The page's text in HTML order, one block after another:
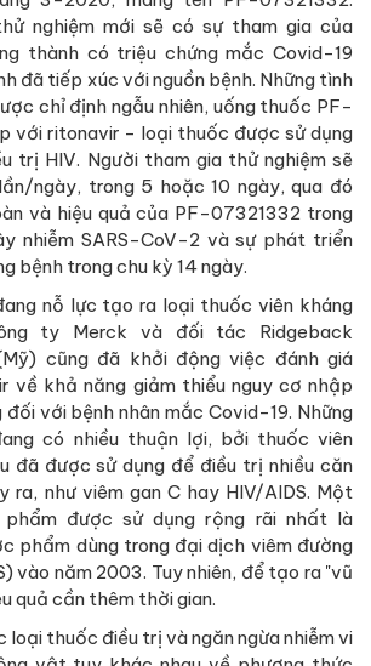
nghiệm mới sẽ có sự tham gia của
thành có triệu chứng mắc Covid-19
đã tiếp xúc với nguồn bệnh. Những tình
chỉ định ngẫu nhiên, uống thuốc PF-
với ritonavir - loại thuốc được sử dụng
trị HIV. Người tham gia thử nghiệm sẽ
ngày, trong 5 hoặc 10 ngày, qua đó
và hiệu quả của PF-07321332 trong
nhiễm SARS-CoV-2 và sự phát triển
bệnh trong chu kỳ 14 ngày.
nỗ lực tạo ra loại thuốc viên kháng
ty Merck và đối tác Ridgeback
cũng đã khởi động việc đánh giá
về khả năng giảm thiểu nguy cơ nhập
với bệnh nhân mắc Covid-19. Những
có nhiều thuận lợi, bởi thuốc viên
đã được sử dụng để điều trị nhiều căn
ra, như viêm gan C hay HIV/AIDS. Một
phẩm được sử dụng rộng rãi nhất là
phẩm dùng trong đại dịch viêm đường
vào năm 2003. Tuy nhiên, để tạo ra "vũ
quả cần thêm thời gian.
loại thuốc điều trị và ngăn ngừa nhiễm vi